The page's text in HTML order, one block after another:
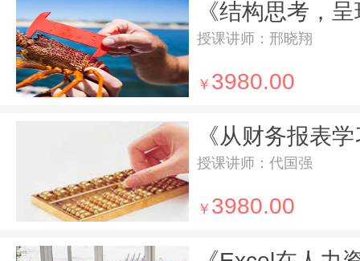
授课讲师：邢晓翔
￥ 3980.00
《从财务报表
授课讲师：代国强
￥ 3980.00